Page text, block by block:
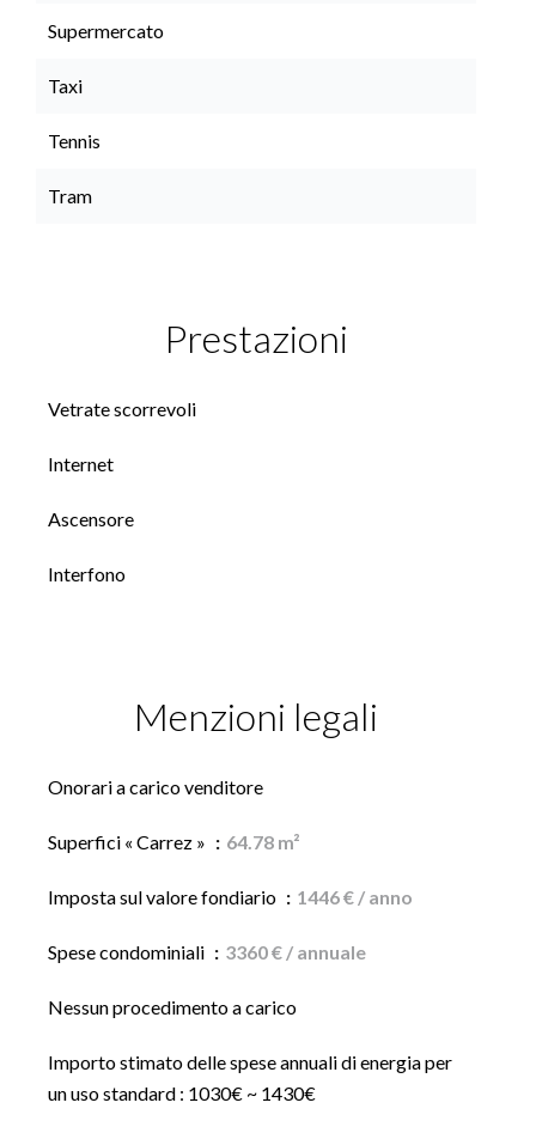
Supermercato
Taxi
Tennis
Tram
Prestazioni
Vetrate scorrevoli
Internet
Ascensore
Interfono
Menzioni legali
Onorari a carico venditore
Superfici « Carrez » 64.78 m²
Imposta sul valore fondiario 1446 € / anno
Spese condominiali 3360 € / annuale
Nessun procedimento a carico
Importo stimato delle spese annuali di energia per
un uso standard : 1030€ ~ 1430€